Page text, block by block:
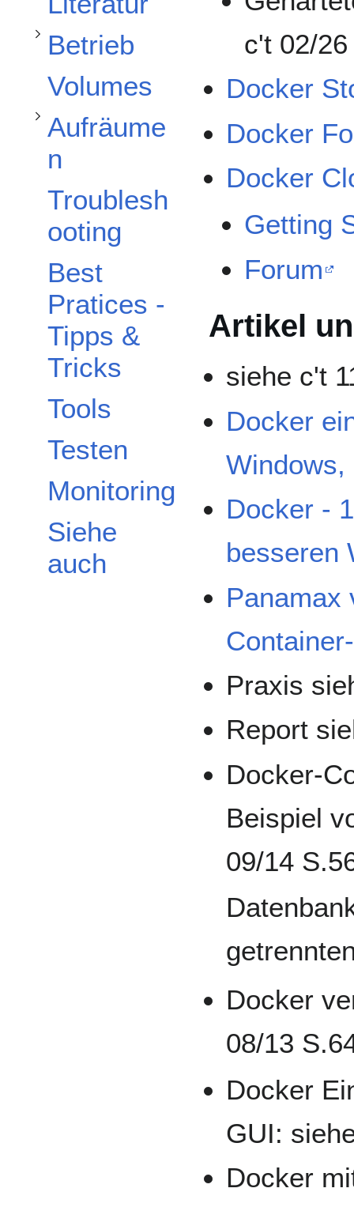
Betrieb
Volumes
Aufräume
n
Unterabschnitt Aufräumen umschalten
Troublesh
ooting
Best
Pratices -
Tipps &
Tricks
Tools
Testen
Monitoring
Siehe
auch
c't 02/
Docker
Docker
Docker
Getting
Forum
Artikel
siehe c't
Docker
Windows,
Docker -
besseren
Panamax
Praxis
Report
Docker-
Beispiel
09/14
Docker
08/13
Docker
GUI:
Docker